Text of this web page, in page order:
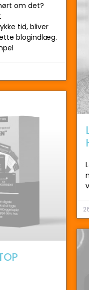
om det?
tid, bliver
blogindlæg.